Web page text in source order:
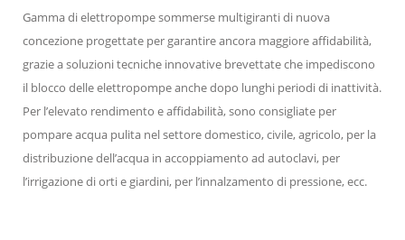
Gamma di elettropompe sommerse multigiranti di nuova
concezione progettate per garantire ancora maggiore affidabilità,
grazie a soluzioni tecniche innovative brevettate che impediscono
il blocco delle elettropompe anche dopo lunghi periodi di inattività.
Per l’elevato rendimento e affidabilità, sono consigliate per
pompare acqua pulita nel settore domestico, civile, agricolo, per la
distribuzione dell’acqua in accoppiamento ad autoclavi, per
l’irrigazione di orti e giardini, per l’innalzamento di pressione, ecc.